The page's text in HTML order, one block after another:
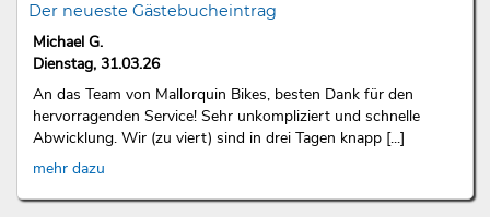
Der neueste Gästebucheintrag
Michael G.
Dienstag, 31.03.26
An das Team von Mallorquin Bikes, besten Dank für den
hervorragenden Service! Sehr unkompliziert und schnelle
Abwicklung. Wir (zu viert) sind in drei Tagen knapp [...]
mehr dazu